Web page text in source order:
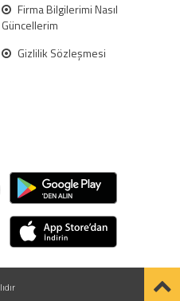
Firma Bilgilerimi Nasıl
Güncellerim
Gizlilik Sözleşmesi